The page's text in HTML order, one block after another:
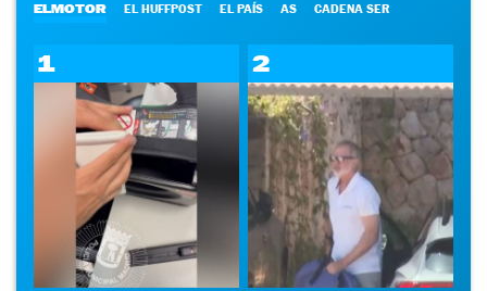
ELMOTOR EL HUFFPOST EL PAÍS AS CADENA SER
1 2